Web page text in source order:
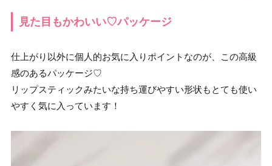
見た目もかわいい♡パッケージ
仕上がり以外に個人的お気に入りポイントなのが、この高級
感のあるパッケージ♡
リップスティックみたいな持ち運びやすい形状もとても使い
やすく気に入っています！